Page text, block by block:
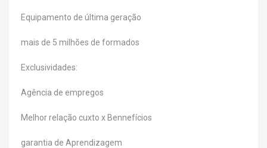
Equipamento de última geração
mais de 5 milhões de formados
Exclusividades:
Agência de empregos
Melhor relação cuxto x Bennefícios
garantia de Aprendizagem